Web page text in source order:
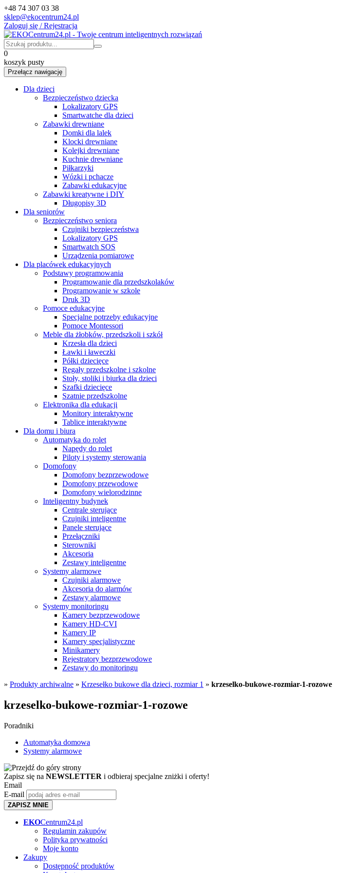
+48 74 307 03 38
sklep@ekocentrum24.pl
Zaloguj się / Rejestracja
0
koszyk pusty
Przełącz nawigację
Dla dzieci
Bezpieczeństwo dziecka
Lokalizatory GPS
Smartwatche dla dzieci
Zabawki drewniane
Domki dla lalek
Klocki drewniane
Kolejki drewniane
Kuchnie drewniane
Piłkarzyki
Wózki i pchacze
Zabawki edukacyjne
Zabawki kreatywne i DIY
Długopisy 3D
Dla seniorów
Bezpieczeństwo seniora
Czujniki bezpieczeństwa
Lokalizatory GPS
Smartwatch SOS
Urządzenia pomiarowe
Dla placówek edukacyjnych
Podstawy programowania
Programowanie dla przedszkolaków
Programowanie w szkole
Druk 3D
Pomoce edukacyjne
Specjalne potrzeby edukacyjne
Pomoce Montessori
Meble dla żłobków, przedszkoli i szkół
Krzesła dla dzieci
Ławki i ławeczki
Półki dziecięce
Regały przedszkolne i szkolne
Stoły, stoliki i biurka dla dzieci
Szafki dziecięce
Szatnie przedszkolne
Elektronika dla edukacji
Monitory interaktywne
Tablice interaktywne
Dla domu i biura
Automatyka do rolet
Napędy do rolet
Piloty i systemy sterowania
Domofony
Domofony bezprzewodowe
Domofony przewodowe
Domofony wielorodzinne
Inteligentny budynek
Centrale sterujące
Czujniki inteligentne
Panele sterujące
Przełączniki
Sterowniki
Akcesoria
Zestawy inteligentne
Systemy alarmowe
Czujniki alarmowe
Akcesoria do alarmów
Zestawy alarmowe
Systemy monitoringu
Kamery bezprzewodowe
Kamery HD-CVI
Kamery IP
Kamery specjalistyczne
Minikamery
Rejestratory bezprzewodowe
Zestawy do monitoringu
» Produkty archiwalne » Krzesełko bukowe dla dzieci, rozmiar 1 » krzeselko-bukowe-rozmiar-1-rozowe
krzeselko-bukowe-rozmiar-1-rozowe
Poradniki
Automatyka domowa
Systemy alarmowe
Zapisz się na NEWSLETTER i odbieraj specjalne zniżki i oferty!
Email
E-mail
ZAPISZ MNIE
EKOCentrum24.pl
Regulamin zakupów
Polityka prywatności
Moje konto
Zakupy
Dostępność produktów